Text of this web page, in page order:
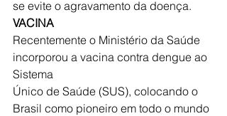
se evite o agravamento da doença.
VACINA
Recentemente o Ministério da Saúde
incorporou a vacina contra dengue ao
Sistema
Único de Saúde (SUS), colocando o
Brasil como pioneiro em todo o mundo